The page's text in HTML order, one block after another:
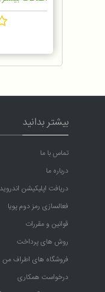
بیشتر بدانید
تماس با ما
درباره ما
دریافت اپلیکیشن اندروید
فعالسازی رمز دوم پویا
قوانین و مقررات
روش های پرداخت
فروشگاه های اطراف من
درخواست همکاری